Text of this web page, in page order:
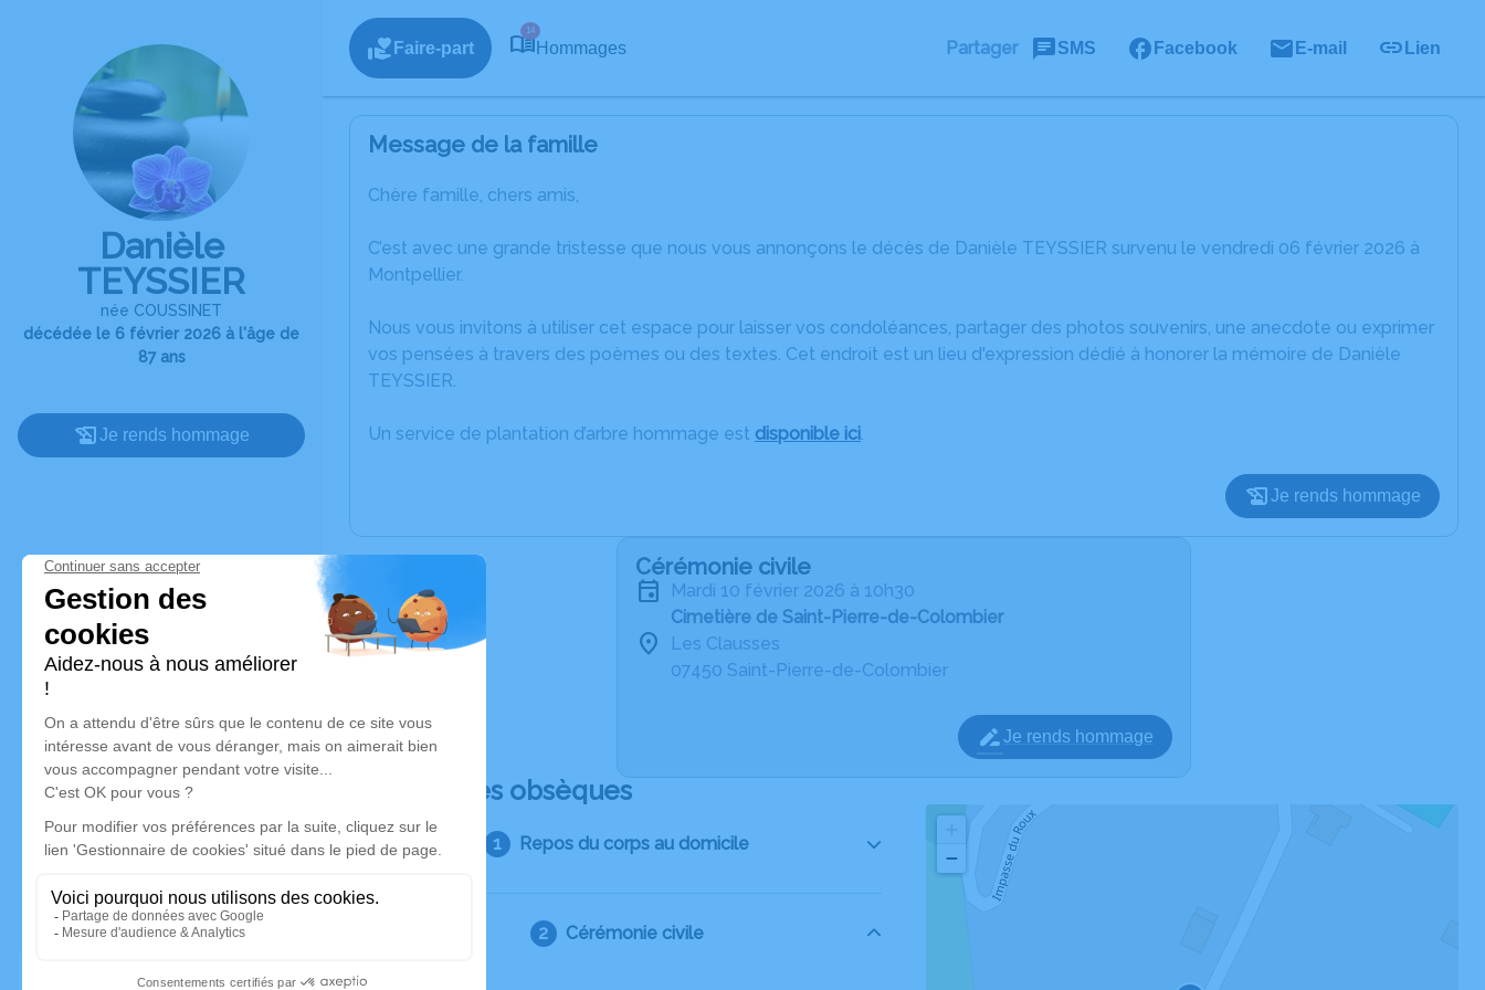
Danièle
TEYSSIER
née COUSSINET
décédée le 6 février 2026 à l'âge de
87 ans
Je rends hommage
Faire-part
14
Hommages Partager SMS Facebook E-mail Lien
Message de la famille
Chère famille, chers amis,
C’est avec une grande tristesse que nous vous annonçons le décès de Danièle TEYSSIER survenu le vendredi 06 février 2026 à
Montpellier.
Nous vous invitons à utiliser cet espace pour laisser vos condoléances, partager des photos souvenirs, une anecdote ou exprimer
vos pensées à travers des poèmes ou des textes. Cet endroit est un lieu d'expression dédié à honorer la mémoire de Danièle
TEYSSIER.
Un service de plantation d’arbre hommage est disponible ici.
Je rends hommage
Cérémonie civile
mardi 10 février 2026 à 10h30
Cimetière de Saint-Pierre-de-Colombier
Les Clausses
07450 Saint-Pierre-de-Colombier
Je rends hommage
Déroulé des obsèques
Repos du corps au domicile
Cérémonie civile
−